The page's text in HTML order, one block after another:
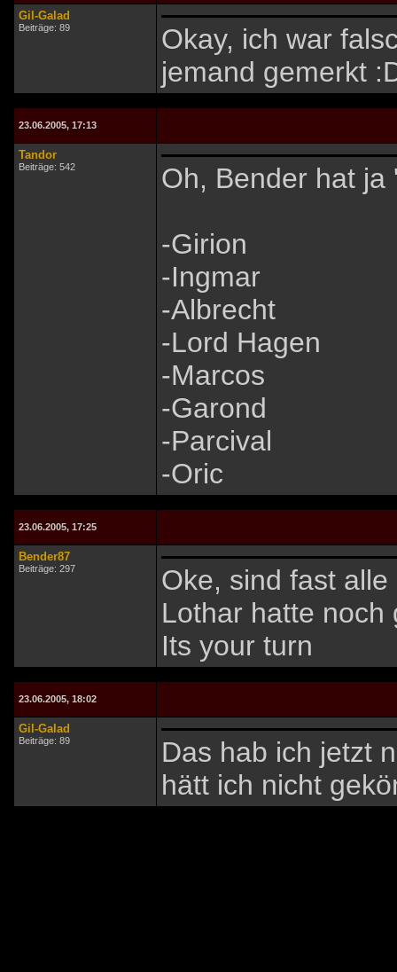
Gil-Galad
Beiträge: 89
Okay, ich war
jemand gemerkt
23.06.2005, 17:13
Tandor
Beiträge: 542 Oh, Bender hat
-Girion
-Ingmar
-Albrecht
-Lord Hagen
-Marcos
-Garond
-Parcival
-Oric
23.06.2005, 17:25
Bender87
Beiträge: 297
Oke, sind fast alle
Lothar hatte noch
Its your turn
23.06.2005, 18:02
Gil-Galad
Beiträge: 89
Das hab ich jetzt
hätt ich nicht